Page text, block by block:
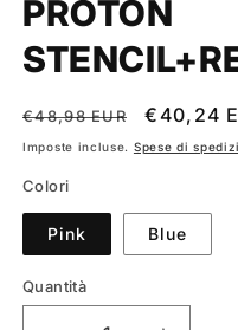
in
modale
PROTON
Prezzo
di
€48,98 EUR
Prezzo
scontato
€40,24
Imposte incluse. Spese di
Colori
Pink Blue
Quantità